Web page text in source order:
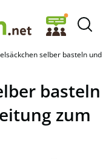
selber basteln und
basteln
zum